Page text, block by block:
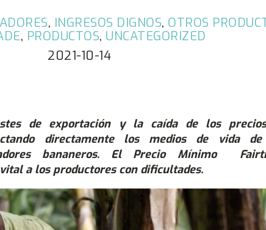
, INGRESOS DIGNOS, OTROS
, PRODUCTOS, UNCATEGORIZED
2021-10-14
de exportación y la caída de los
directamente los medios de vida
bananeros. El Precio Mínimo
a los productores con dificultades.